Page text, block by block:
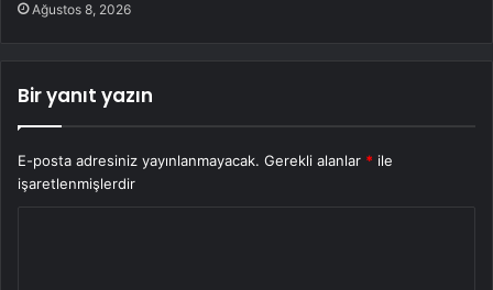
Ağustos 8, 2026
Bir yanıt yazın
E-posta adresiniz yayınlanmayacak. Gerekli alanlar * ile
işaretlenmişlerdir